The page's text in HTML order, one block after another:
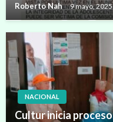
Roberto Nah 9 mayo, 2025
NACIONAL
Cultur inicia